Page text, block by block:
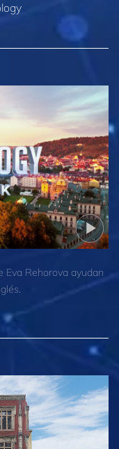
Eva Rehorova ayudan